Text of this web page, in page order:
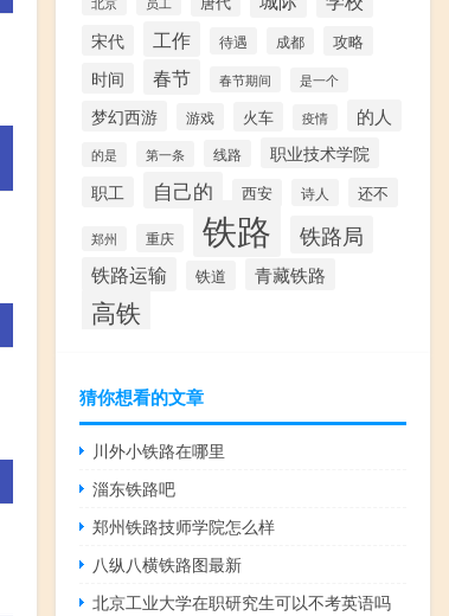
宋代 工作 待遇 成都 攻略
时间 春节 春节期间 是一个
梦幻西游 游戏 火车 疫情 的人
的是 第一条 线路
职业技术学院
职工
自己的 西安 诗人 还不
郑州 重庆 铁路 铁路局
铁路运输 铁道 青藏铁路
高铁
猜你想看的文章
川外小铁路在哪里
淄东铁路吧
郑州铁路技师学院怎么样
八纵八横铁路图最新
北京工业大学在职研究生可以不考英语吗